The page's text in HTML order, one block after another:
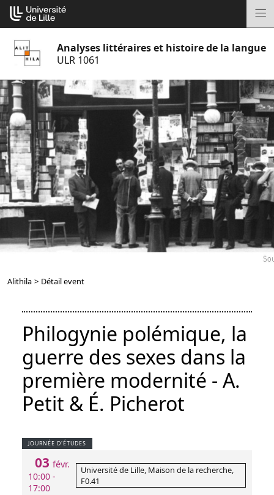
Aller
au
Analyses littéraires et histoire de la langue
ULR 1061
Alithila > Détail event
Philogynie polémique, la
guerre des sexes dans la
première modernité - A.
Petit & É. Picherot
JOURNÉE D'ÉTUDES
03 févr.
10:00 -
17:00
Université de Lille, Maison de la recherche,
F0.41
Cookies management panel